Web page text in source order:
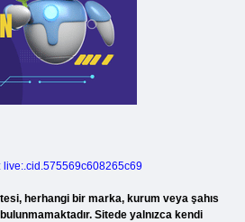
live:.cid.575569c608265c69
herhangi bir marka, kurum veya şahıs
Sitede yalnızca kendi